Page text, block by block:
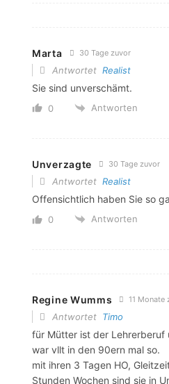
Marta 30 Tage zuvor
Antwortet Realist
Sie sind unverschämt.
0 Antworten
Unverzagte 30 Tage zuvor
Antwortet Realist
Offensichtlich haben Sie so
0 Antworten
Regine Wumms 11 Monate
Antwortet Timo
für Mütter ist der
war vllt in den 90ern mal so.
mit ihren 3 Tagen HO,
Stunden Wochen sind sie in